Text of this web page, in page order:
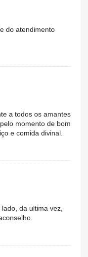
do atendimento
a todos os amantes
momento de bom
e comida divinal.
da ultima vez,